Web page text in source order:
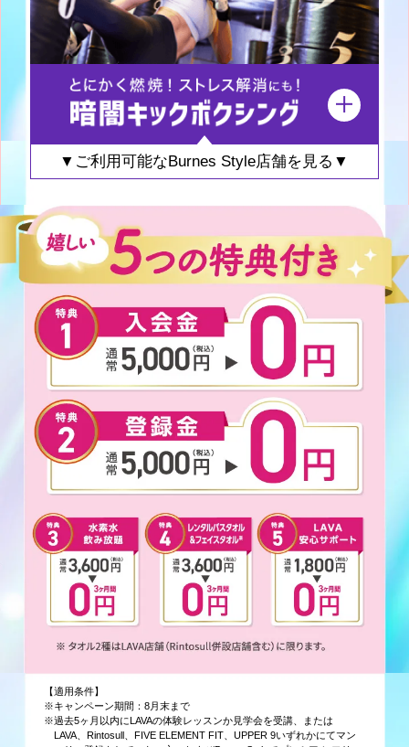
▼ご利用可能なBurnes Style店舗を見る▼
【適用条件】
※キャンペーン期間：8月末まで
※過去5ヶ月以内にLAVAの体験レッスンか見学会を受講、または
LAVA、Rintosull、FIVE ELEMENT FIT、UPPER 9いずれかにてマン